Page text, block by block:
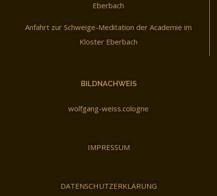
Eberbach
Anfahrt zur Schweige-Meditation der Academie im
Kloster Eberbach
BILDNACHWEIS
wolfgang-weiss.cologne
IMPRESSUM
DATENSCHUTZERKLÄRUNG